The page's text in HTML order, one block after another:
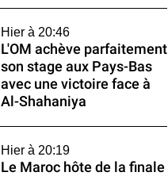
Hier à 20:46
L'OM achève parfaitement
son stage aux Pays-Bas
avec une victoire face à
Al-Shahaniya
Hier à 20:19
Le Maroc hôte de la finale